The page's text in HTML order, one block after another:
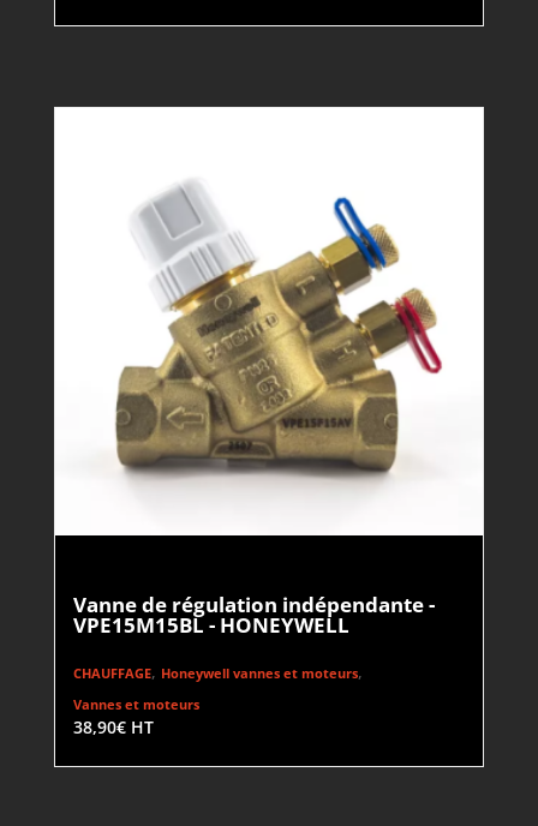
Vanne de régulation indépendante -
VPE15M15BL - HONEYWELL
CHAUFFAGE, Honeywell vannes et moteurs,
Vannes et moteurs
38,90€ HT